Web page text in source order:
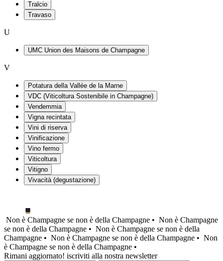
Tralcio
Travaso
U
UMC Union des Maisons de Champagne
V
Potatura della Vallée de la Marne
VDC (Viticoltura Sostenibile in Champagne)
Vendemmia
Vigna recintata
Vini di riserva
Vinificazione
Vino fermo
Viticoltura
Vitigno
Vivacità (degustazione)
Non è Champagne se non è della Champagne • Non è Champagne
se non è della Champagne • Non è Champagne se non è della
Champagne • Non è Champagne se non è della Champagne • Non
è Champagne se non è della Champagne •
Rimani aggiornato! iscriviti alla nostra newsletter